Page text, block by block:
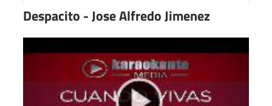
Despacito - Jose Alfredo Jimenez